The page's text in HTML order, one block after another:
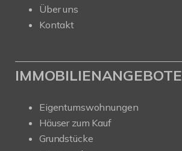
Über uns
Kontakt
IMMOBILIENANGEBOTE
Eigentumswohnungen
Häuser zum Kauf
Grundstücke